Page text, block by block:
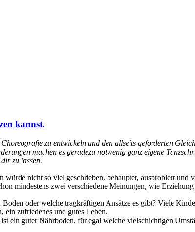
kannst.
zu entwickeln und den allseits geforderten
machen es geradezu notwenig ganz eigene
zu lassen.
nicht so viel geschrieben, behauptet, ausprobiert
mindestens zwei verschiedene Meinungen, wie Erziehung
oder welche tragkräftigen Ansätze es gibt? Viele
ein zufriedenes und gutes Leben.
ein guter Nährboden, für egal welche vielschichtigen